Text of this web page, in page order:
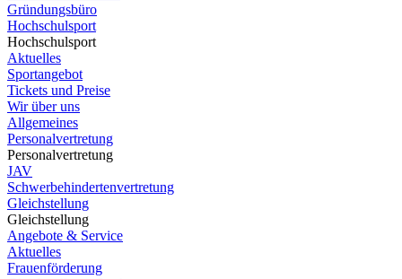
Gründungsbüro
Hochschulsport
Hochschulsport
Aktuelles
Sportangebot
Tickets und Preise
Wir über uns
Allgemeines
Personalvertretung
Personalvertretung
JAV
Schwerbehindertenvertretung
Gleichstellung
Gleichstellung
Angebote & Service
Aktuelles
Frauenförderung